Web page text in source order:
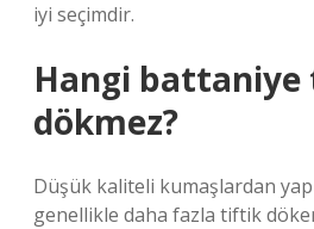
iyi seçimdir.
Hangi battaniye
dökmez?
Düşük kaliteli kumaşlardan
genellikle daha fazla tiftik